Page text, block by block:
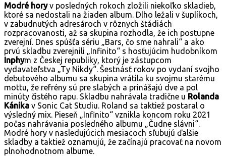
Modré horyv posledných rokoch zložili niekoľko skladieb,
ktoré sa nedostali na žiaden album. Dlho ležali v šuplíkoch,
v zabudnutých adresároch v rôznych štádiách
rozpracovanosti, až sa skupina rozhodla, že ich postupne
zverejní. Dnes spúšťa sériu „Bars, čo sme nahrali“ a ako
prvú skladbu zverejnili „Infinito“ s hosťujúcim hudobníkom
Inphym z Českej republiky, ktorý je zástupcom
vydavateľstva „Ty Nikdy“. Šestnásť rokov po vydaní svojho
debutového albumu sa skupina vrátila ku svojmu starému
mottu, že refrény sú pre slabých a prinášajú dve a pol
minúty čistého rapu. Skladbu nahrávala tradične u Rolanda
Kánika v Sonic Cat Studiu. Roland sa taktiež postaral o
výsledný mix. Pieseň „Infinito“ vznikla koncom roku 2021
počas nahrávania posledného albumu „Čudne slávni“.
Modré hory v nasledujúcich mesiacoch sľubujú ďalšie
skladby a taktiež oznamujú, že začínajú pracovať na novom
plnohodnotnom albume.